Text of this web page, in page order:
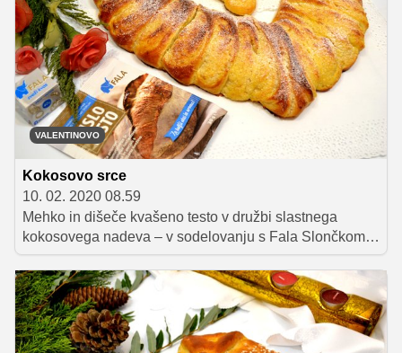
VALENTINOVO
Kokosovo srce
10. 02. 2020 08.59
Mehko in dišeče kvašeno testo v družbi slastnega
kokosovega nadeva – v sodelovanju s Fala Slončkom
vam predstavljamo recept za preizkušeno sladico, v
obliki srca pa bo še posebej navdušila ob valentinovem.